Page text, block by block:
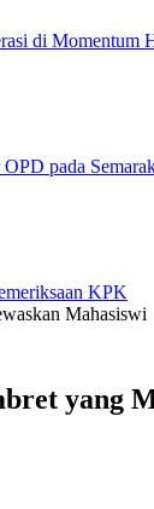
di Momentum
pada
KPK
Mahasiswi
yang